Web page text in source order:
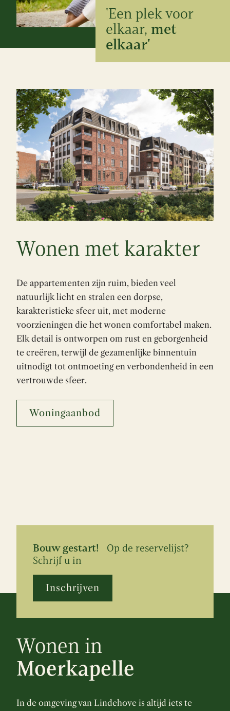
'Een plek voor
elkaar, met
elkaar'
Wonen met karakter
De appartementen zijn ruim, bieden veel
natuurlijk licht en stralen een dorpse,
karakteristieke sfeer uit, met moderne
voorzieningen die het wonen comfortabel maken.
Elk detail is ontworpen om rust en geborgenheid
te creëren, terwijl de gezamenlijke binnentuin
uitnodigt tot ontmoeting en verbondenheid in een
vertrouwde sfeer.
Woningaanbod
Bouw gestart!
Op de reservelijst?
Schrijf u in
Inschrijven
Wonen in
Moerkapelle
In de omgeving van Lindehove is altijd iets te